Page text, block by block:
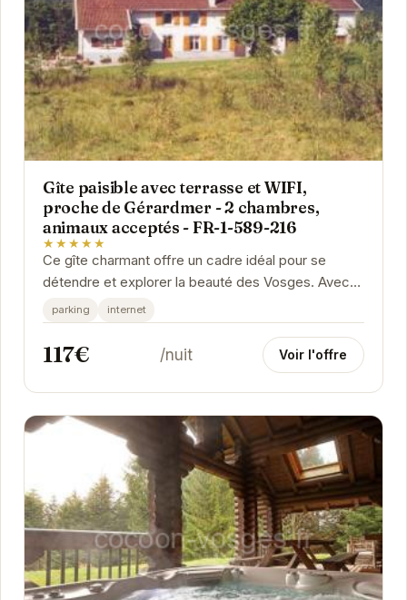
Gîte paisible avec terrasse et WIFI,
proche de Gérardmer - 2 chambres,
animaux acceptés - FR-1-589-216
★★★★★
Ce gîte charmant offre un cadre idéal pour se
détendre et explorer la beauté des Vosges. Avec
sa terrasse, son WIFI et sa situation privilégiée...
parking internet
117€ /nuit Voir l'offre